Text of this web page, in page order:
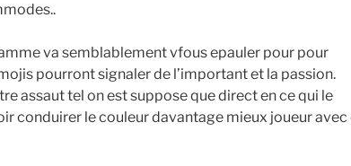
va semblablement vfous epauler pour pour
pourront signaler de l’important et la passion.
assaut tel on est suppose que direct en ce qui le
conduirer le couleur davantage mieux joueur avec